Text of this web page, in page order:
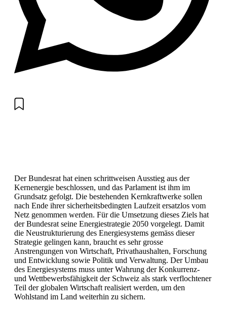
Der Bundesrat hat einen schrittweisen Ausstieg aus der
Kernenergie beschlossen, und das Parlament ist ihm im
Grundsatz gefolgt. Die bestehenden Kernkraftwerke sollen
nach Ende ihrer sicherheitsbedingten Laufzeit ersatzlos vom
Netz genommen werden. Für die Umsetzung dieses Ziels hat
der Bundesrat seine Energiestrategie 2050 vorgelegt. Damit
die Neustrukturierung des Energiesystems gemäss dieser
Strategie gelingen kann, braucht es sehr grosse
Anstrengungen von Wirtschaft, Privathaushalten, Forschung
und Entwicklung sowie Politik und Verwaltung. Der Umbau
des Energiesystems muss unter Wahrung der Konkurrenz-
und Wettbewerbsfähigkeit der Schweiz als stark verflochtener
Teil der globalen Wirtschaft realisiert werden, um den
Wohlstand im Land weiterhin zu sichern.